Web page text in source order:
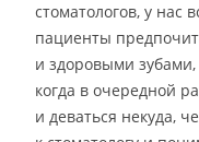
стоматологов, у нас
пациенты
и здоровыми зубами,
когда в очередной
и деваться некуда,